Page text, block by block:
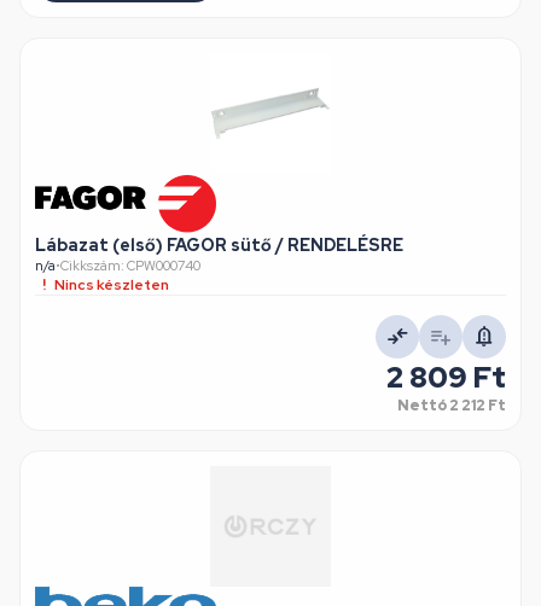
Lábazat (első) FAGOR sütő / RENDELÉSRE
n/a•Cikkszám: CPW000740
Nincs készleten
2 809 Ft
Nettó2 212 Ft